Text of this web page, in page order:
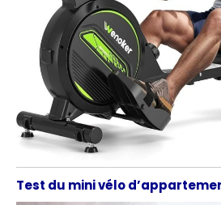
Test du mini vélo